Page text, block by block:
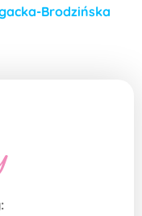
Brodzińska